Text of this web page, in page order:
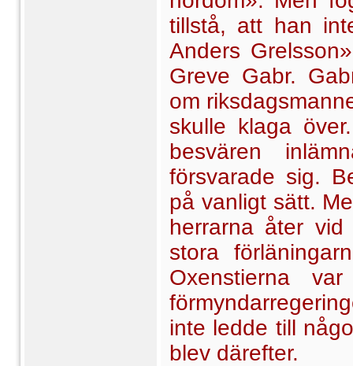
tillstå, att han
Anders
Greve Gabr.
om
skulle klaga
besvären
försvarade sig.
på vanligt sätt.
herrarna åter
stora
Oxen­stierna
inte ledde till
blev därefter.